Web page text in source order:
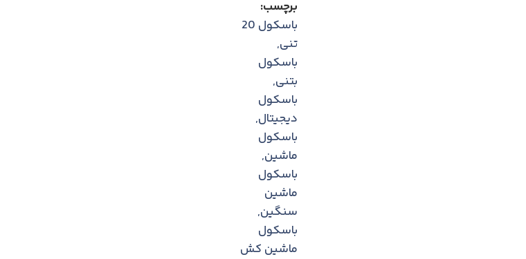
برچسب:
باسکول 20
تنی,
باسکول
بتنی,
باسکول
دیجیتال,
باسکول
ماشین,
باسکول
ماشین
سنگین,
باسکول
ماشین کش